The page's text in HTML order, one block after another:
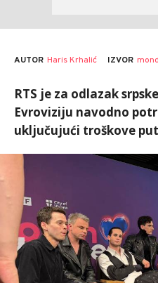
AUTOR Haris Krhalić IZVOR
RTS je za odlazak
Evroviziju navodno
uključujući troškove